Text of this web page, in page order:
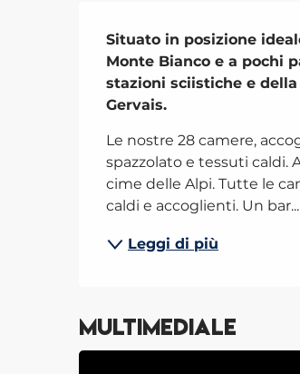
Situato in posizione
Monte Bianco e a pochi
stazioni sciistiche e
Gervais.
Le nostre 28 camere,
spazzolato e tessuti caldi.
cime delle Alpi. Tutte le
caldi e accoglienti. Un bar...
Leggi di più
Multimediale